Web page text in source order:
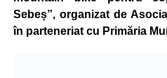
Sebeș”, organizat de
în parteneriat cu Primăria